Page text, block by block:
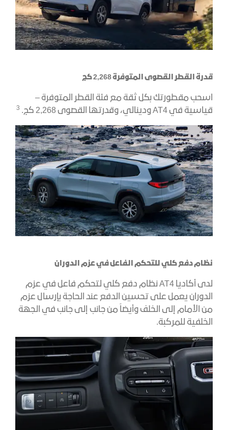
قدرة القطر القصوى المتوفرة 2,268 كج
اسحب مقطورتك بكل ثقة مع فئة القطر المتوفرة –
قياسية في AT4 ودينالي، وقدرتها القصوى 2,268 كج.
3
نظام دفع كلي للتحكم الفاعل في عزم الدوران
لدى أكاديا AT4 نظام دفع كلي لتحكم فاعل في عزم
الدوران يعمل على تحسين الدفع عند الحاجة بإرسال عزم
من الأمام إلى الخلف وأيضاً من جانب إلى جانب في الجهة
الخلفية للمركبة.